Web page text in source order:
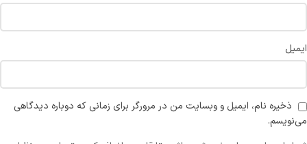
ایمیل
ذخیره نام، ایمیل و وبسایت من در مرورگر برای زمانی که دوباره دیدگاهی
می‌نویسم.